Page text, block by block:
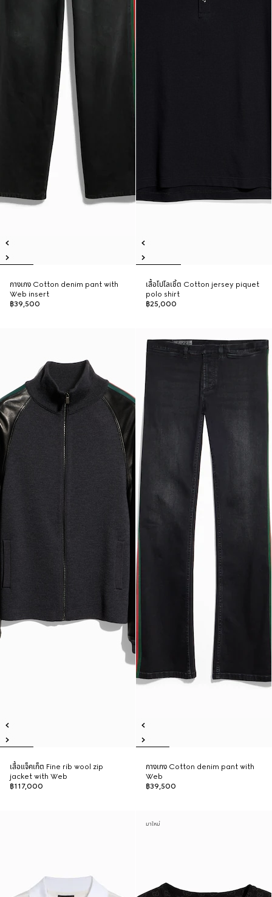
กางเกง Cotton denim pant with
Web insert
฿39,500
เสื้อโปโลเชิ้ต Cotton jersey piquet
polo shirt
฿25,000
เสื้อแจ็คเก็ต Fine rib wool zip
jacket with Web
฿117,000
กางเกง Cotton denim pant with
Web
฿39,500
มาใหม่